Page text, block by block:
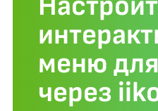
меню
через